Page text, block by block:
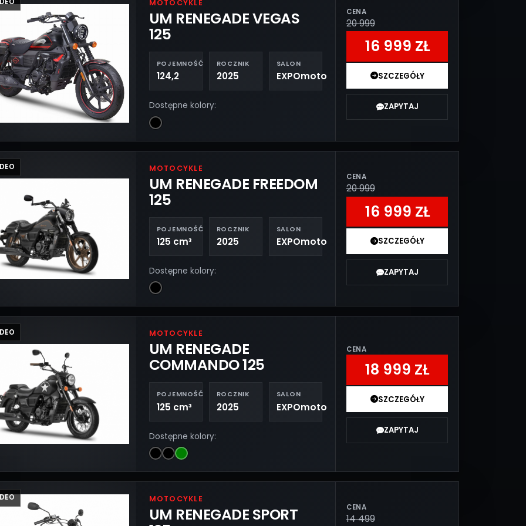
MOTOCYKLE
UM RENEGADE VEGAS
125
POJEMNOŚĆ
124,2
ROCZNIK
2025
SALON
EXPOmoto
Dostępne kolory:
CENA
20 999
16 999 ZŁ
SZCZEGÓŁY
ZAPYTAJ
MOTOCYKLE
UM RENEGADE FREEDOM
125
POJEMNOŚĆ
125 cm³
ROCZNIK
2025
SALON
EXPOmoto
Dostępne kolory:
CENA
20 999
16 999 ZŁ
SZCZEGÓŁY
ZAPYTAJ
MOTOCYKLE
UM RENEGADE
COMMANDO 125
POJEMNOŚĆ
125 cm³
ROCZNIK
2025
SALON
EXPOmoto
Dostępne kolory:
CENA
18 999 ZŁ
SZCZEGÓŁY
ZAPYTAJ
MOTOCYKLE
UM RENEGADE SPORT CENA
14 499